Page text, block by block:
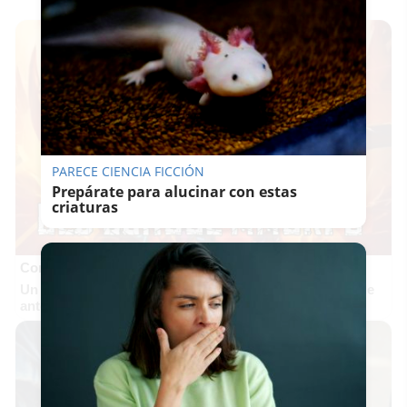
Corepunk MMORPG
Un verdadero MMORPG de la vieja escuela ¡Cómo los de
PARECE CIENCIA FICCIÓN
Prepárate para alucinar con estas
criaturas